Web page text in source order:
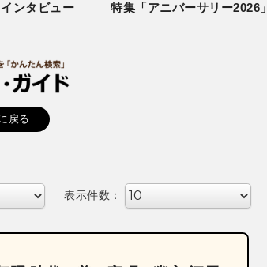
インタビュー 特集「アニバーサリー2026」
戻る
表示件数：